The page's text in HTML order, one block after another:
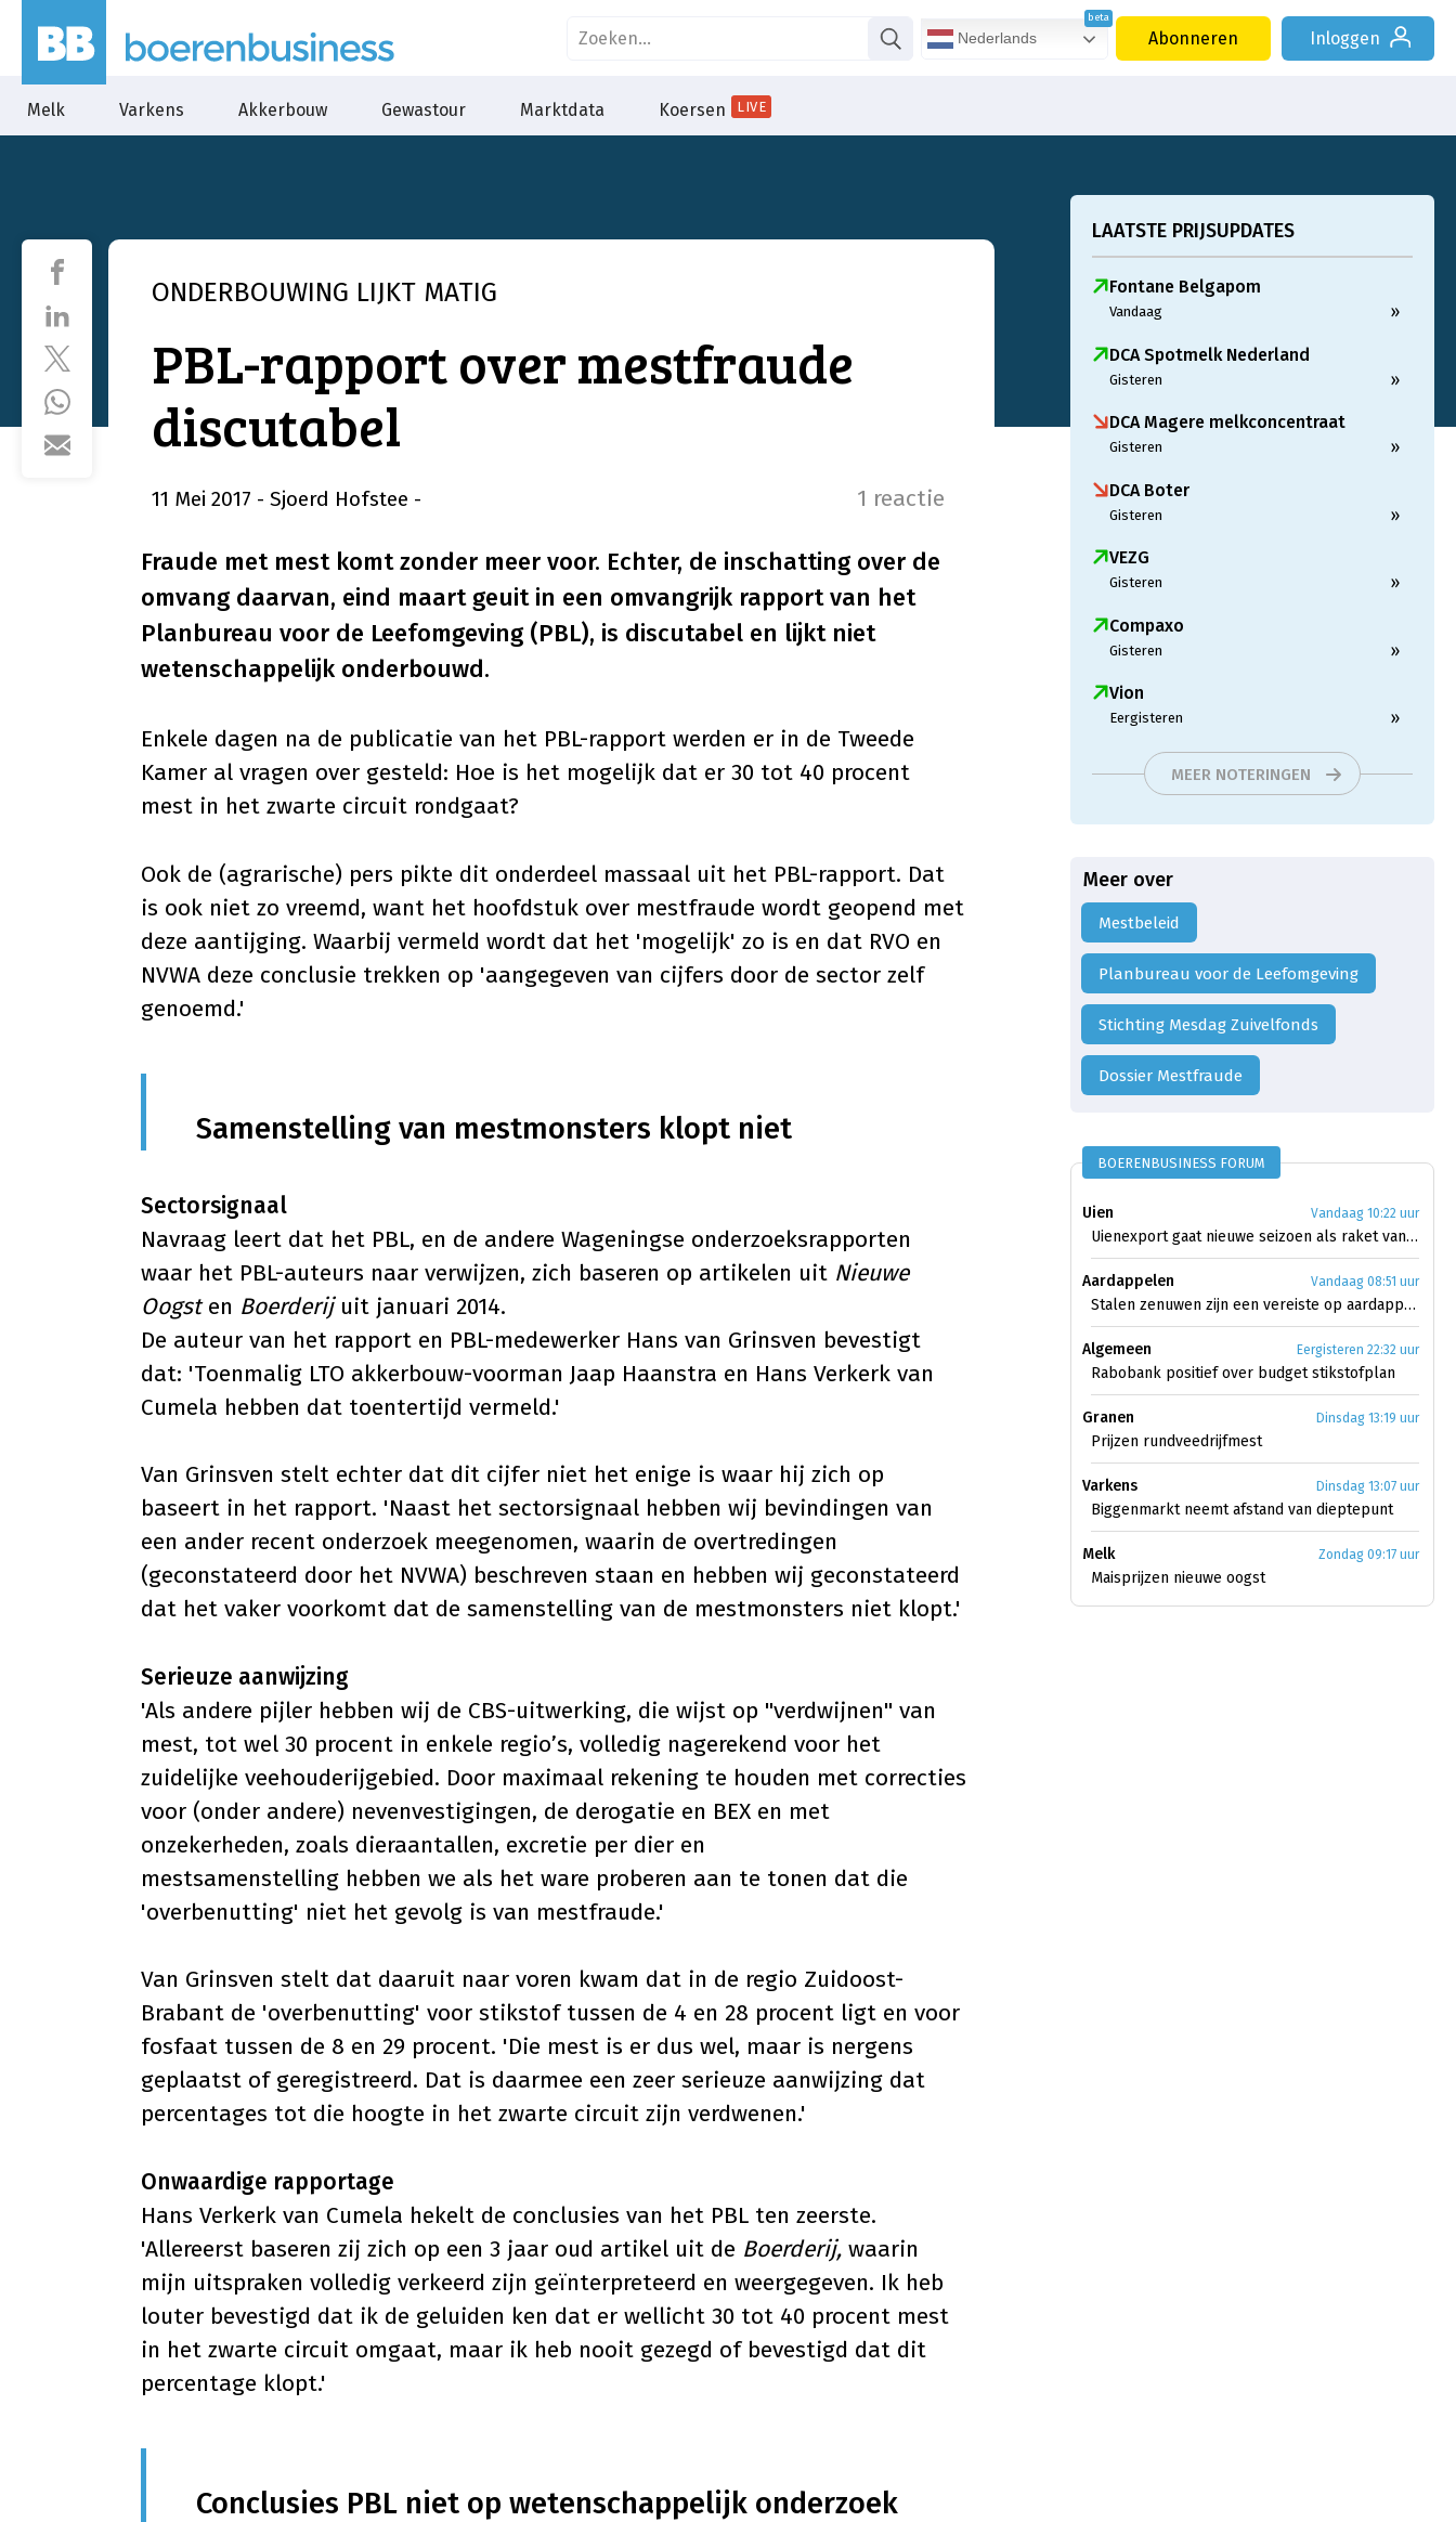
Nederlands Abonneren Inloggen
Melk Varkens Akkerbouw Gewastour Marktdata Koersen LIVE
ONDERBOUWING LIJKT MATIG
PBL-rapport over mestfraude
discutabel
11 Mei 2017 - Sjoerd Hofstee - 1 reactie
Fraude met mest komt zonder meer voor. Echter, de inschatting over de
omvang daarvan, eind maart geuit in een omvangrijk rapport van het
Planbureau voor de Leefomgeving (PBL), is discutabel en lijkt niet
wetenschappelijk onderbouwd.
Enkele dagen na de publicatie van het PBL-rapport werden er in de Tweede
Kamer al vragen over gesteld: Hoe is het mogelijk dat er 30 tot 40 procent
mest in het zwarte circuit rondgaat?
Ook de (agrarische) pers pikte dit onderdeel massaal uit het PBL-rapport. Dat
is ook niet zo vreemd, want het hoofdstuk over mestfraude wordt geopend met
deze aantijging. Waarbij vermeld wordt dat het 'mogelijk' zo is en dat RVO en
NVWA deze conclusie trekken op 'aangegeven van cijfers door de sector zelf
genoemd.'
Samenstelling van mestmonsters klopt niet
Sectorsignaal
Navraag leert dat het PBL, en de andere Wageningse onderzoeksrapporten
waar het PBL-auteurs naar verwijzen, zich baseren op artikelen uit Nieuwe
Oogsten Boerderijuit januari 2014.
De auteur van het rapport en PBL-medewerker Hans van Grinsven bevestigt
dat: 'Toenmalig LTO akkerbouw-voorman Jaap Haanstra en Hans Verkerk van
Cumela hebben dat toentertijd vermeld.'
Van Grinsven stelt echter dat dit cijfer niet het enige is waar hij zich op
baseert in het rapport. 'Naast het sectorsignaal hebben wij bevindingen van
een ander recent onderzoek meegenomen, waarin de overtredingen
(geconstateerd door het NVWA) beschreven staan en hebben wij geconstateerd
dat het vaker voorkomt dat de samenstelling van de mestmonsters niet klopt.'
Serieuze aanwijzing
'Als andere pijler hebben wij de CBS-uitwerking, die wijst op "verdwijnen" van
mest, tot wel 30 procent in enkele regio’s, volledig nagerekend voor het
zuidelijke veehouderijgebied. Door maximaal rekening te houden met correcties
voor (onder andere) nevenvestigingen, de derogatie en BEX en met
onzekerheden, zoals dieraantallen, excretie per dier en
mestsamenstelling hebben we als het ware proberen aan te tonen dat die
'overbenutting' niet het gevolg is van mestfraude.'
Van Grinsven stelt dat daaruit naar voren kwam dat in de regio Zuidoost-
Brabant de 'overbenutting' voor stikstof tussen de 4 en 28 procent ligt en voor
fosfaat tussen de 8 en 29 procent. 'Die mest is er dus wel, maar is nergens
geplaatst of geregistreerd. Dat is daarmee een zeer serieuze aanwijzing dat
percentages tot die hoogte in het zwarte circuit zijn verdwenen.'
Onwaardige rapportage
Hans Verkerk van Cumela hekelt de conclusies van het PBL ten zeerste.
'Allereerst baseren zij zich op een 3 jaar oud artikel uit de Boerderij, waarin
mijn uitspraken volledig verkeerd zijn geïnterpreteerd en weergegeven. Ik heb
louter bevestigd dat ik de geluiden ken dat er wellicht 30 tot 40 procent mest
in het zwarte circuit omgaat, maar ik heb nooit gezegd of bevestigd dat dit
percentage klopt.'
Conclusies PBL niet op wetenschappelijk onderzoek
LAATSTE PRIJSUPDATES
Fontane Belgapom
Vandaag »
DCA Spotmelk Nederland
Gisteren »
DCA Magere melkconcentraat
Gisteren »
DCA Boter
Gisteren »
VEZG
Gisteren »
Compaxo
Gisteren »
Vion
Eergisteren »
MEER NOTERINGEN
Meer over
Mestbeleid
Planbureau voor de Leefomgeving
Stichting Mesdag Zuivelfonds
Dossier Mestfraude
BOERENBUSINESS FORUM
Uien Vandaag 10:22 uur
Uienexport gaat nieuwe seizoen als raket van start
Aardappelen Vandaag 08:51 uur
Stalen zenuwen zijn een vereiste op aardappelmarkt
Algemeen Eergisteren 22:32 uur
Rabobank positief over budget stikstofplan
Granen Dinsdag 13:19 uur
Prijzen rundveedrijfmest
Varkens Dinsdag 13:07 uur
Biggenmarkt neemt afstand van dieptepunt
Melk Zondag 09:17 uur
Maisprijzen nieuwe oogst